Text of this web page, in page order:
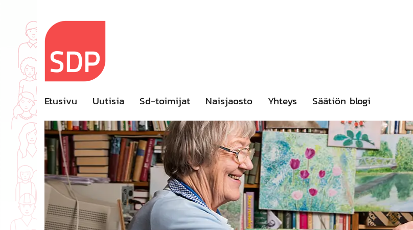
content
Etusivu Uutisia Sd-toimijat Naisjaosto Yhteys Säätiön blogi